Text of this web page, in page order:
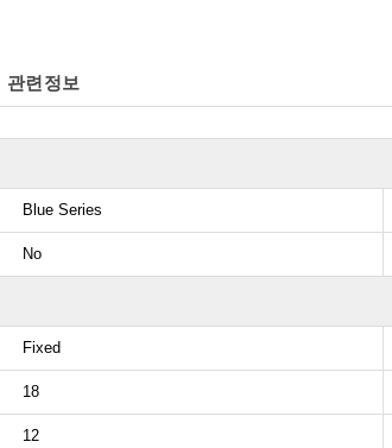
관련정보
Blue Series
No
Fixed
18
12